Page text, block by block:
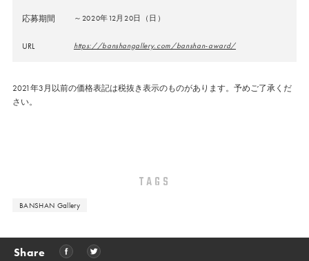
応募期間 ～2020年12月20日（日）
URL https://banshangallery.com/banshan-award/
2021年3月以前の価格表記は税抜き表示のものがあります。予めご了承くだ
さい。
TAGS
BANSHAN Gallery
Share